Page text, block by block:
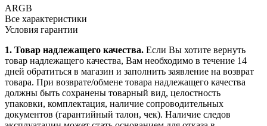
ARGB
Все характеристики
Условия гарантии
1. Товар надлежащего качества. Если Вы хотите вернуть
товар надлежащего качества, Вам необходимо в течение 14
дней обратиться в магазин и заполнить заявление на возврат
товара. При возврате/обмене товара надлежащего качества
должны быть сохранены товарный вид, целостность
упаковки, комплектация, наличие сопроводительных
документов (гарантийный талон, чек). Наличие следов